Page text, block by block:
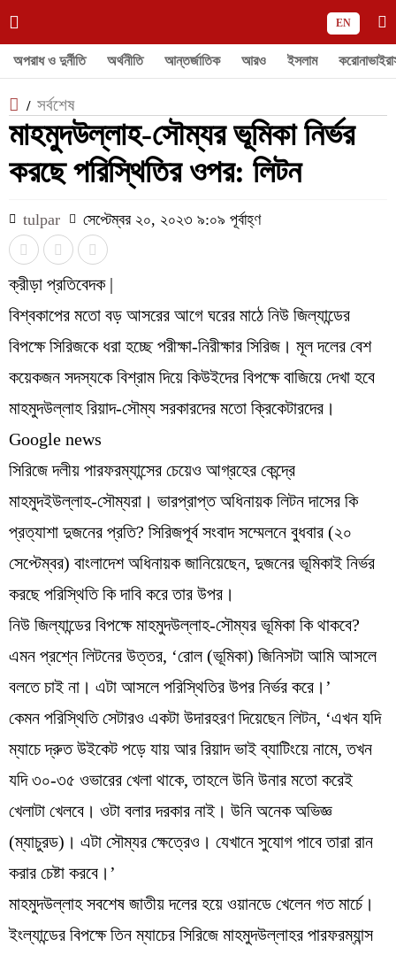
EN
অপরাধ ও দুর্নীতি অর্থনীতি আন্তর্জাতিক আরও ইসলাম
/ সর্বশেষ
মাহমুদউল্লাহ-সৌম্যর ভূমিকা নির্ভর
করছে পরিস্থিতির ওপর: লিটন
tulpar সেপ্টেম্বর ২০, ২০২৩ ৯:০৯ পূর্বাহ্ণ
ক্রীড়া প্রতিবেদক |
বিশ্বকাপের মতো বড় আসরের আগে ঘরের মাঠে নিউ জিল্যান্ডের
বিপক্ষে সিরিজকে ধরা হচ্ছে পরীক্ষা-নিরীক্ষার সিরিজ। মূল দলের বেশ
কয়েকজন সদস্যকে বিশ্রাম দিয়ে কিউইদের বিপক্ষে বাজিয়ে দেখা হবে
মাহমুদউল্লাহ রিয়াদ-সৌম্য সরকারদের মতো ক্রিকেটারদের।
Google news
সিরিজে দলীয় পারফরম্যান্সের চেয়েও আগ্রহের কেন্দ্রে
মাহমুদইউল্লাহ-সৌম্যরা। ভারপ্রাপ্ত অধিনায়ক লিটন দাসের কি
প্রত্যাশা দুজনের প্রতি? সিরিজপূর্ব সংবাদ সম্মেলনে বুধবার (২০
সেপ্টেম্বর) বাংলাদেশ অধিনায়ক জানিয়েছেন, দুজনের ভূমিকাই নির্ভর
করছে পরিস্থিতি কি দাবি করে তার উপর।
নিউ জিল্যান্ডের বিপক্ষে মাহমুদউল্লাহ-সৌম্যর ভূমিকা কি থাকবে?
এমন প্রশ্নে লিটনের উত্তর, ‘রোল (ভূমিকা) জিনিসটা আমি আসলে
বলতে চাই না। এটা আসলে পরিস্থিতির উপর নির্ভর করে।’
কেমন পরিস্থিতি সেটারও একটা উদারহরণ দিয়েছেন লিটন, ‘এখন যদি
ম্যাচে দ্রুত উইকেট পড়ে যায় আর রিয়াদ ভাই ব্যাটিংয়ে নামে, তখন
যদি ৩০-৩৫ ওভারের খেলা থাকে, তাহলে উনি উনার মতো করেই
খেলাটা খেলবে। ওটা বলার দরকার নাই। উনি অনেক অভিজ্ঞ
(ম্যাচুরড)। এটা সৌম্যর ক্ষেত্রেও। যেখানে সুযোগ পাবে তারা রান
করার চেষ্টা করবে।’
মাহমুদউল্লাহ সবশেষ জাতীয় দলের হয়ে ওয়ানডে খেলেন গত মার্চে।
ইংল্যান্ডের বিপক্ষে তিন ম্যাচের সিরিজে মাহমুদউল্লাহর পারফরম্যান্স